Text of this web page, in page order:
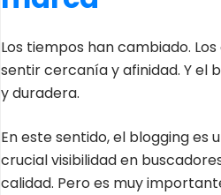
Los tiempos han cambiado.
sentir cercanía y afinidad. Y el
y duradera.
En este sentido, el blogging
crucial visibilidad en
calidad. Pero es muy